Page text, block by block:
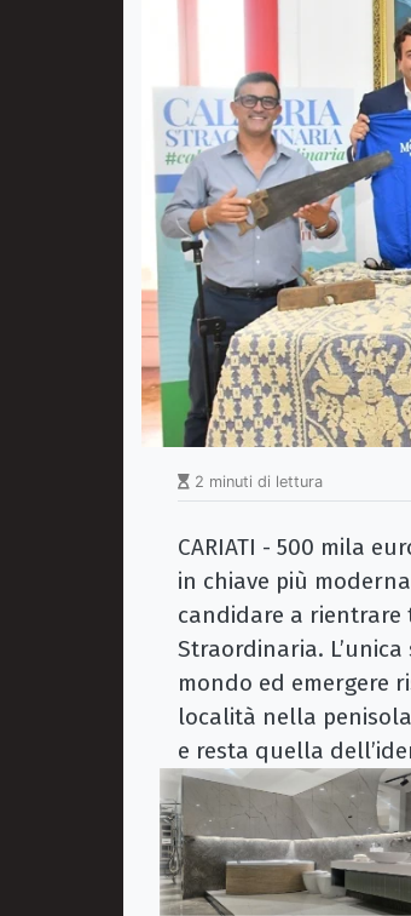
2 minuti di lettura
CARIATI - 500 mila
in chiave più
candidare a
Straordinaria.
mondo ed emergere
località nella
e resta quella